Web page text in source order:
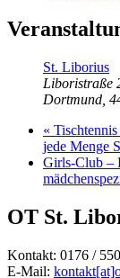
St. Liborius
Liboristraße
Dortmund
«
jede Menge
Girls-Club –
OT St.
Kontakt: 0176 /
E-Mail: